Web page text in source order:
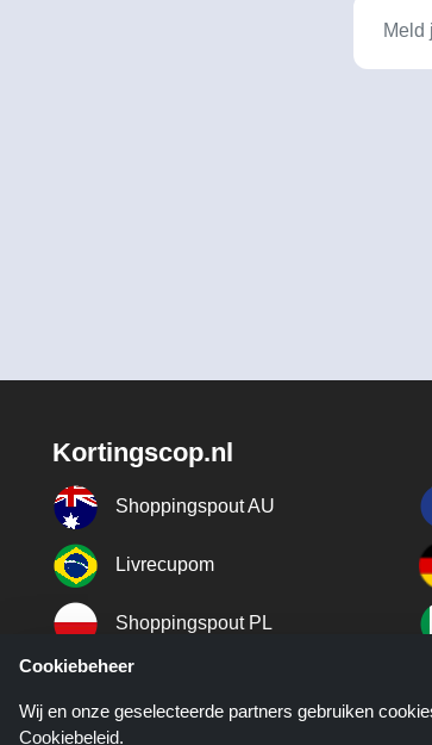
Kortingscop.nl
Shoppingspout AU
Livrecupom
Shoppingspout PL
Shoppingspout SE
Cookiebeheer
Wij en onze geselecteerde partners gebruiken
Cookiebeleid.